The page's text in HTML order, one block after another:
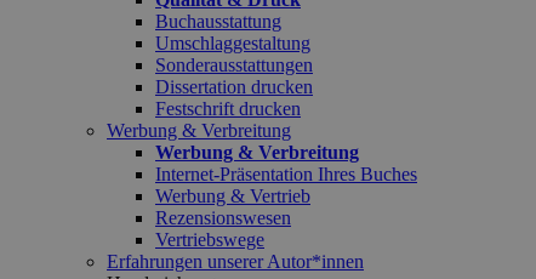
Buchausstattung
Umschlaggestaltung
Sonderausstattungen
Dissertation drucken
Festschrift drucken
Werbung & Verbreitung
Werbung & Verbreitung
Internet-Präsentation Ihres Buches
Werbung & Vertrieb
Rezensionswesen
Vertriebswege
Erfahrungen unserer Autor*innen